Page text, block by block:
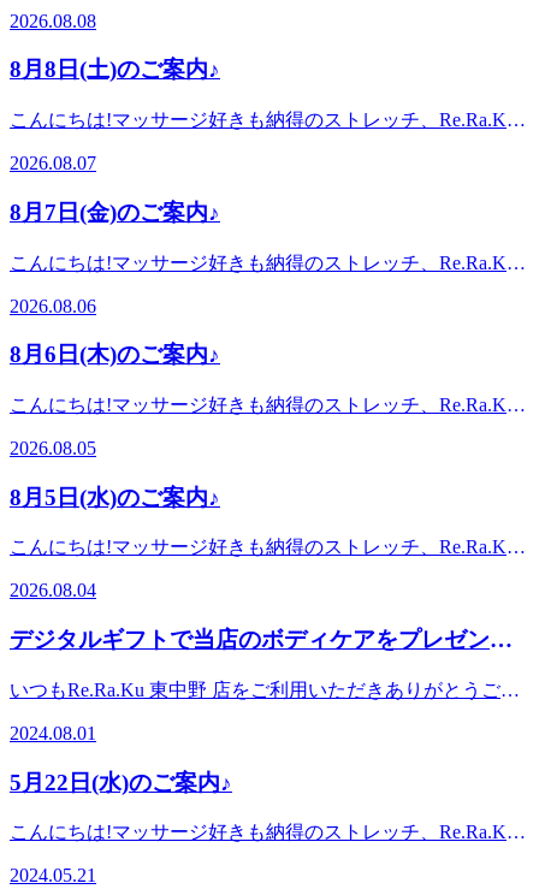
中野駅 東2出口より徒歩2分都営大江戸線 東中野駅 A1出口よ
出来る場合があります。お気軽にお問い合わせください^^
の間、換気を行い、毎日OPENしております!みなさまのご来
店をスタッフ一同心よりお待ちしております。 マッサージ
や整体好きも納得!『ウィングストレッチor股関節ストレッ
チ』を取り入れたリラク系ボディケア♪Re.Ra.Ku東中野店
〈営業時間〉終日:11時00分～21時00分(20時20分最終受付)
中野駅 東2出口より徒歩2分都営大江戸線 東中野駅 A1出口よ
出来る場合があります。お気軽にお問い合わせください^^
日も感染症対策を万全にして、元気に営業しております♪8月
9日(日)空き情報のお知らせです!以下の時間帯に空きがござ
います。12:00~21:00がご案内可能となっております。※現
めご了承ください。 Re.Ra.Ku東中野店は、11:00～21:00まで
の間、換気を行い、毎日OPENしております!みなさまのご来
や整体好きも納得!『ウィングストレッチor股関節ストレッ
チ』を取り入れたリラク系ボディケア♪Re.Ra.Ku東中野店
〈営業時間〉終日:11時00分～21時00分(20時20分最終受付)
中野駅 東2出口より徒歩2分都営大江戸線 東中野駅 A1出口よ
出来る場合があります。お気軽にお問い合わせください^^
2026.08.08
8月8日(土)のご案内♪
こんにちは!マッサージ好きも納得のストレッチ、Re.Ra.Ku
日も感染症対策を万全にして、元気に営業しております♪8月
8日(土)空き情報のお知らせです!以下の時間帯に空きがござ
います。12:40~21:00がご案内可能となっております。※現
めご了承ください。 Re.Ra.Ku東中野店は、11:00～21:00まで
の間、換気を行い、毎日OPENしております!みなさまのご来
店をスタッフ一同心よりお待ちしております。 マッサージ
や整体好きも納得!『ウィングストレッチor股関節ストレッ
チ』を取り入れたリラク系ボディケア♪Re.Ra.Ku東中野店
〈営業時間〉終日:11時00分～21時00分(20時20分最終受付)
中野駅 東2出口より徒歩2分都営大江戸線 東中野駅 A1出口よ
出来る場合があります。お気軽にお問い合わせください^^
2026.08.07
8月7日(金)のご案内♪
こんにちは!マッサージ好きも納得のストレッチ、Re.Ra.Ku
日も感染症対策を万全にして、元気に営業しております♪8月
7日(金)空き情報のお知らせです!以下の時間帯に空きがござ
います。11:00~21:00がご案内可能となっております。※現
めご了承ください。 Re.Ra.Ku東中野店は、11:00～21:00まで
の間、換気を行い、毎日OPENしております!みなさまのご来
や整体好きも納得!『ウィングストレッチor股関節ストレッ
チ』を取り入れたリラク系ボディケア♪Re.Ra.Ku東中野店
〈営業時間〉終日:11時00分～21時00分(20時20分最終受付)
中野駅 東2出口より徒歩2分都営大江戸線 東中野駅 A1出口よ
出来る場合があります。お気軽にお問い合わせください^^
2026.08.06
8月6日(木)のご案内♪
こんにちは!マッサージ好きも納得のストレッチ、Re.Ra.Ku
日も感染症対策を万全にして、元気に営業しております♪8月
6日(木)空き情報のお知らせです!以下の時間帯に空きがござ
います。11:00~19:30がご案内可能となっております。※現
めご了承ください。 Re.Ra.Ku東中野店は、11:00～21:00まで
の間、換気を行い、毎日OPENしております!みなさまのご来
や整体好きも納得!『ウィングストレッチor股関節ストレッ
チ』を取り入れたリラク系ボディケア♪Re.Ra.Ku東中野店
〈営業時間〉終日:11時00分～21時00分(20時20分最終受付)
中野駅 東2出口より徒歩2分都営大江戸線 東中野駅 A1出口よ
出来る場合があります。お気軽にお問い合わせください^^
2026.08.05
8月5日(水)のご案内♪
こんにちは!マッサージ好きも納得のストレッチ、Re.Ra.Ku
日も感染症対策を万全にして、元気に営業しております♪8月
5日(水)空き情報のお知らせです!以下の時間帯に空きがござ
います。12:30~13:4016:00~21:00がご案内可能となっており
ります。予めご了承ください。 Re.Ra.Ku東中野店は、11:00
～21:00までの間、換気を行い、毎日OPENしております!み
す。 マッサージや整体好きも納得!『ウィングストレッチor
股関節ストレッチ』を取り入れたリラク系ボディケア
♪Re.Ra.Ku東中野店〈営業時間〉終日:11時00分～21時00分
JR中央・総武線 東中野駅 東2出口より徒歩2分都営大江戸線
2026.08.04
デジタルギフトで当店のボディケアをプレゼント
いつもRe.Ra.Ku 東中野 店をご利用いただきありがとうござ
になりました!Re.Ra.Ku のボディケアを大切な人に感謝のメ
ッセージを添えてプレゼントできます。&lt;購入方法&gt;お
手持ちのスマートフォン、またはPCで、下記サイトにアク
ただき、クレジットカード決済にてご購入ください。発行さ
れたチケットは、URLをメールやLINE等のSNSにてプレゼ
2024.08.01
5月22日(水)のご案内♪
こんにちは!マッサージ好きも納得のストレッチ、Re.Ra.Ku
日も感染症対策を万全にして、元気に営業しております♪5月
2024.05.21